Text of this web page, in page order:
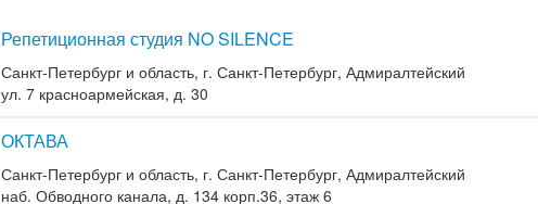
Репетиционная студия NO SILENCE
Санкт-Петербург и область, г. Санкт-Петербург, Адмиралтейский
ул. 7 красноармейская, д. 30
ОКТАВА
Санкт-Петербург и область, г. Санкт-Петербург, Адмиралтейский
наб. Обводного канала, д. 134 корп.36, этаж 6